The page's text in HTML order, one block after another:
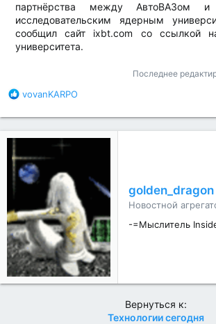
партнёрства между АвтоВАЗом и
исследовательским ядерным
сообщил сайт ixbt.com со ссылкой
университета.​
Последнее
Б
а
г
д
а
р
с
т
и
:
vovanKARPO
golden_dragon
Новостной
-=Мыслитель
Вернуться к:
Технологии сегодня